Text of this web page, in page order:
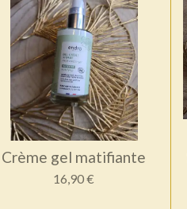
Crème gel matifiante
16,90 €